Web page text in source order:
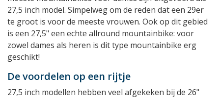
27,5 inch model. Simpelweg om de reden dat een 29er
te groot is voor de meeste vrouwen. Ook op dit gebied
is een 27,5" een echte allround mountainbike: voor
zowel dames als heren is dit type mountainbike erg
geschikt!
De voordelen op een rijtje
27,5 inch modellen hebben veel afgekeken bij de 26"